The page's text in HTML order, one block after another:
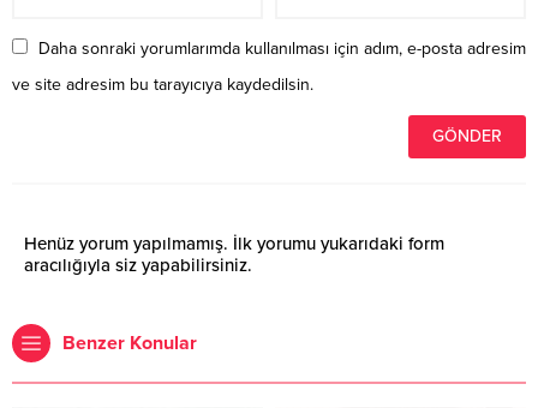
Daha sonraki yorumlarımda kullanılması için adım, e-posta adresim
ve site adresim bu tarayıcıya kaydedilsin.
Henüz yorum yapılmamış. İlk yorumu yukarıdaki form
aracılığıyla siz yapabilirsiniz.
Benzer Konular